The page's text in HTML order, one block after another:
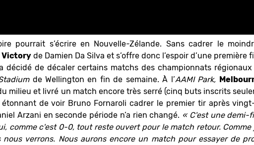
pourrait s’écrire en Nouvelle-Zélande. Sans cadrer le
Victoryde Damien Da Silva et s’offre donc l’espoir d’une première
décidé de décaler certains matchs des championnats régionaux
de Wellington en fin de semaine. À l’AAMI Park,
milieu et livré un match encore très serré (cinq buts inscrits
de voir Bruno Fornaroli cadrer le premier tir après
Arzani en seconde période n’a rien changé. « C'est une demi-
comme c'est 0-0, tout reste ouvert pour le match retour. Comme
verrons. Nous aurons encore un match pour essayer de